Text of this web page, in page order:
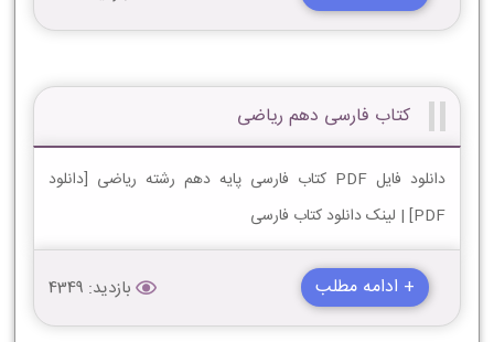
کتاب فارسی دهم ریاضی
دانلود فایل PDF کتاب فارسی پایه دهم رشته ریاضی [دانلود
PDF] | لینک دانلود کتاب فارسی
+ ادامه مطلب بازدید: 4349